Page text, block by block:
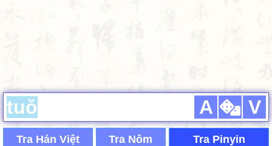
A V
Tra Hán Việt Tra Nôm Tra Pinyin